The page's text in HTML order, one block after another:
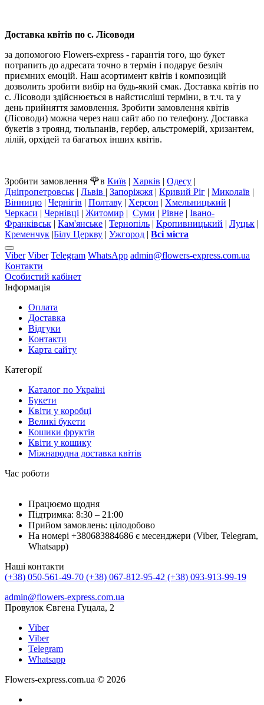
Доставка квітів по с. Лісоводи
за допомогою Flowers-express - гарантія того, що букет
потрапить до адресата точно в термін і подарує безліч
приємних емоцій. Наш асортимент квітів і композицій
дозволить зробити вибір на будь-який смак. Доставка квітів по
с. Лісоводи здійснюється в найстисліші терміни, в т.ч. та у
день прийняття замовлення. Зробити замовлення квітів
(Лісоводи) можна через наш сайт або по телефону. Доставка
букетів з троянд, тюльпанів, гербер, альстромерій, хризантем,
лілій, орхідей та багатьох інших квітів.
Зробити замовлення 🌹в Київ | Харків | Одесу |
Дніпропетровськ | Львів | Запоріжжя | Кривий Ріг | Миколаїв |
Вінницю | Чернігів | Полтаву | Херсон | Хмельницький |
Черкаси | Чернівці | Житомир | Суми | Рівне | Івано-
Франківськ | Кам'янське | Тернопіль | Кропивницький | Луцьк |
Кременчук |Білу Церкву | Ужгород | Всі міста
Viber Viber Telegram WhatsApp admin@flowers-express.com.ua
Контакти
Особистий кабінет
Інформація
Оплата
Доставка
Відгуки
Контакти
Карта сайту
Категорії
Каталог по Україні
Букети
Квіти у коробці
Великі букети
Кошики фруктів
Квіти у кошику
Міжнародна доставка квітів
Час роботи
Працюємо щодня
Підтримка: 8:30 – 21:00
Прийом замовлень: цілодобово
На номері +380683884686 є месенджери (Viber, Telegram,
Whatsapp)
Наші контакти
(+38) 050-561-49-70 (+38) 067-812-95-42 (+38) 093-913-99-19
admin@flowers-express.com.ua
Провулок Євгена Гуцала, 2
Viber
Viber
Telegram
Whatsapp
Flowers-express.com.ua © 2026